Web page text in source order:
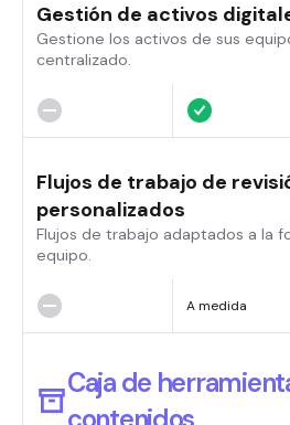
Gestión de activos
Gestione los activos de sus
centralizado.
Flujos de trabajo de
personalizados
Flujos de trabajo adaptados a la
equipo.
A medida
Caja de